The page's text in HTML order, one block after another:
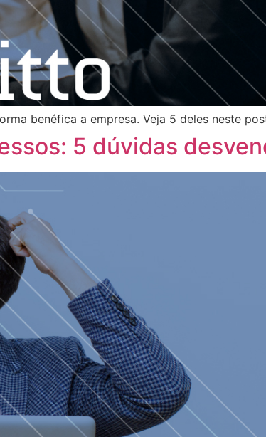
benéfica a empresa. Veja 5 deles neste
5 dúvidas